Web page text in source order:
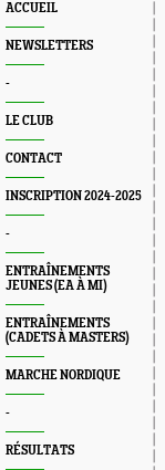
ACCUEIL
NEWSLETTERS
-
LE CLUB
CONTACT
INSCRIPTION 2024-2025
-
ENTRAÎNEMENTS
JEUNES (EA À MI)
ENTRAÎNEMENTS
(CADETS À MASTERS)
MARCHE NORDIQUE
-
RÉSULTATS